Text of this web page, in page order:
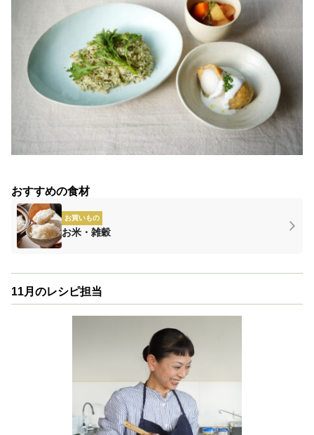
おすすめの食材
お買いもの
お米・雑穀
11月のレシピ担当